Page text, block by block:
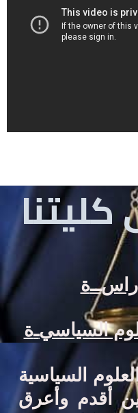
ــة
السياسيـة
السياسية
من بين أقدم وأعرق